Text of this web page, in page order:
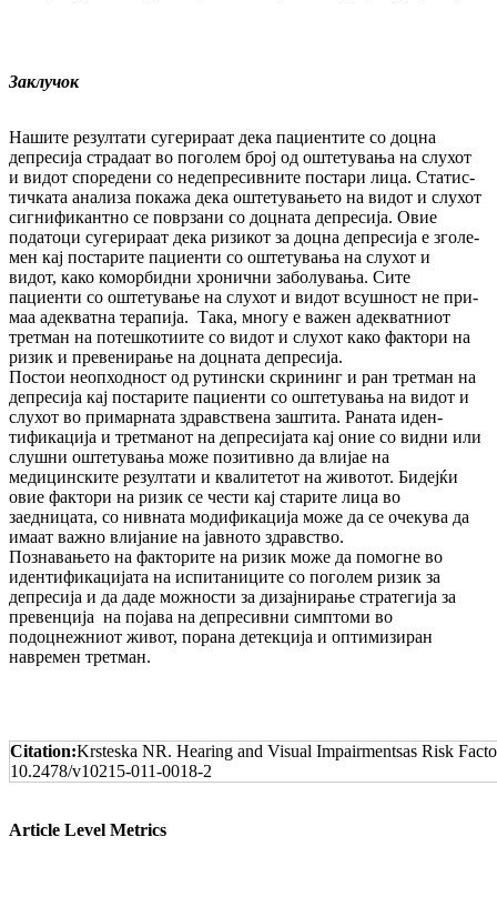
Заклучок
Нашите резултати сугерираат дека па­ци­ен­ти­те со доцна
депресија страдаат во поголем број од оштетувања на слухот
и видот спо­ре­де­ни со недепресивните постари лица. Ста­тис­
тичката анализа покажа дека ош­те­ту­ва­ње­то ­на видот и слухот
сигнификантно се по­вр­за­ни со доцната депресија. Овие
податоци су­ге­ри­раат дека ризикот за доцна депресија е зго­ле­
мен кај постарите пациенти со ош­те­ту­ва­ња на слухот и
видот, како коморбидни хро­нични заболувања. Сите
пациенти со ош­те­ту­вање на слухот и видот всушност не при­
маа адекватна терапија. Така, многу е важен аде­кватниот
третман на потешкотиите со ви­дот и слухот како фактори на
ризик и пре­вени­р­ање на доцната депресија.
Постои неопходност од рутински скрининг и ран третман на
депресија кај постарите па­циен­ти со оштетувања на видот и
слухот во при­марната здравствена заштита. Раната иден­
тификација и третманот на депресијата кај оние со видни или
слушни оштетувања мо­же позитивно да влијае на
медицинските ре­зултати и квалитетот на животот. Бидејќи
овие фактори на ризик се чести кај старите ли­ца во
заедницата, со нивната модификација мо­же да се очекува да
имаат важно влијание на јавното здравство.
Познавањето на факторите на ризик може да по­могне во
идентификацијата на ис­пи­та­ни­ци­те со поголем ризик за
депресија и да даде мож­ности за дизајнирање стратегија за
пре­вен­ц­ија на појава на депресивни симптоми во
подоцнежниот живот, порана детекција и оп­ти­мизиран
навремен третман.
Citation:Krsteska NR. Hearing and Visual Impairmentsas Risk
10.2478/v10215-011-0018-2
Article Level Metrics